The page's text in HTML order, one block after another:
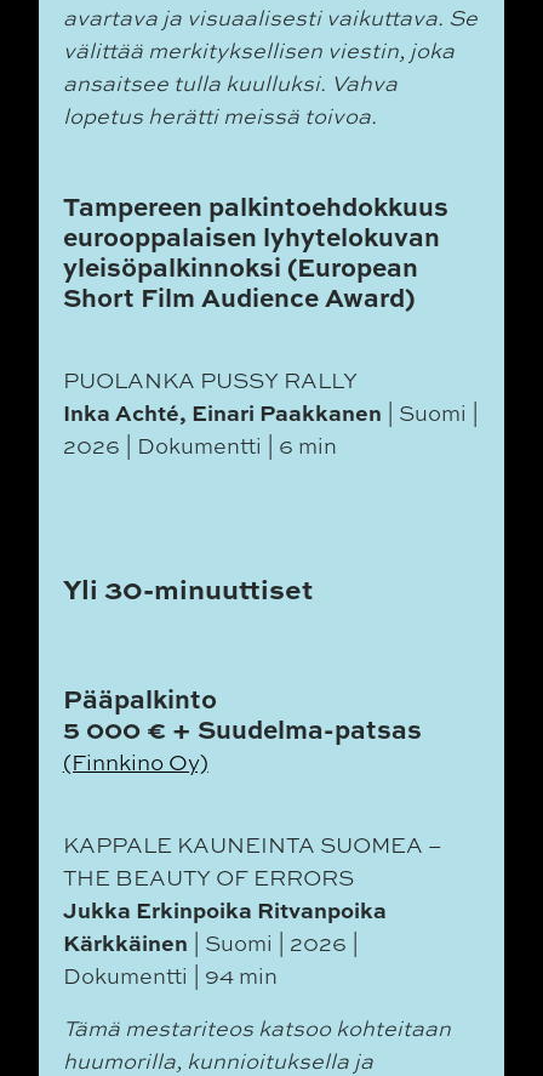
avartava ja visuaalisesti vaikuttava. Se
välittää merkityksellisen viestin, joka
ansaitsee tulla kuulluksi. Vahva
lopetus herätti meissä toivoa.
Tampereen palkintoehdokkuus
eurooppalaisen lyhytelokuvan
yleisöpalkinnoksi (European
Short Film Audience Award)
PUOLANKA PUSSY RALLY
Inka Achté, Einari Paakkanen | Suomi |
2026 | Dokumentti | 6 min
Yli 30-minuuttiset
Pääpalkinto
5 000 € + Suudelma-patsas
(Finnkino Oy)
KAPPALE KAUNEINTA SUOMEA –
THE BEAUTY OF ERRORS
Jukka Erkinpoika Ritvanpoika
Kärkkäinen | Suomi | 2026 |
Dokumentti | 94 min
Tämä mestariteos katsoo kohteitaan
huumorilla, kunnioituksella ja